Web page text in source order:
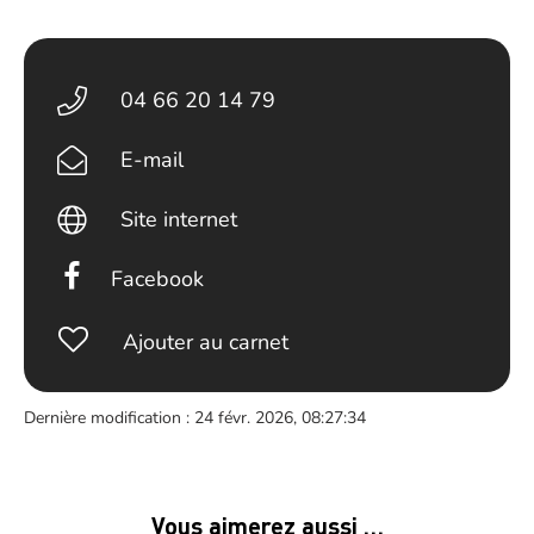
04 66 20 14 79
E-mail
Site internet
Facebook
Ajouter au carnet
Dernière modification : 24 févr. 2026, 08:27:34
Vous aimerez aussi …